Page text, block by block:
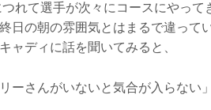
れて選手が次々にコースにやって
日の朝の雰囲気とはまるで違って
ャディに話を聞いてみると、
ーさんがいないと気合が入らない